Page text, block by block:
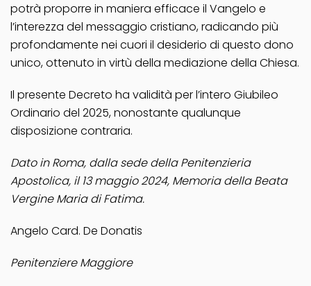
potrà proporre in maniera efficace il Vangelo e
l’interezza del messaggio cristiano, radicando più
profondamente nei cuori il desiderio di questo dono
unico, ottenuto in virtù della mediazione della Chiesa.
Il presente Decreto ha validità per l’intero Giubileo
Ordinario del 2025, nonostante qualunque
disposizione contraria.
Dato in Roma, dalla sede della Penitenzieria
Apostolica, il 13 maggio 2024, Memoria della Beata
Vergine Maria di Fatima.
Angelo Card. De Donatis
Penitenziere Maggiore